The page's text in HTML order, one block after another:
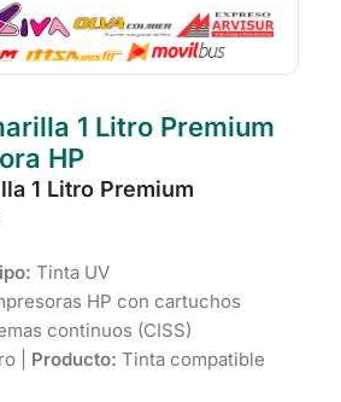
1 Litro Premium
HP
1 Litro Premium
Tinta UV
HP con cartuchos
continuos (CISS)
| Producto: Tinta compatible